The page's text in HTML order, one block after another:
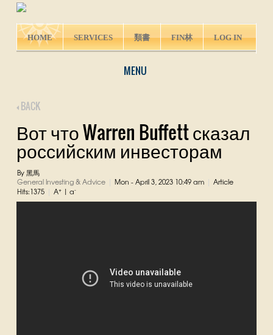
HOME SERVICES 類書 FIN林 LOG IN
MENU
BACK
Вот что Warren Buffett сказал
российским инвесторам
By 黑馬
General Investing & Advice
Mon - April 3, 2023 10:49 am
Article
Hits:1375
A+| a-